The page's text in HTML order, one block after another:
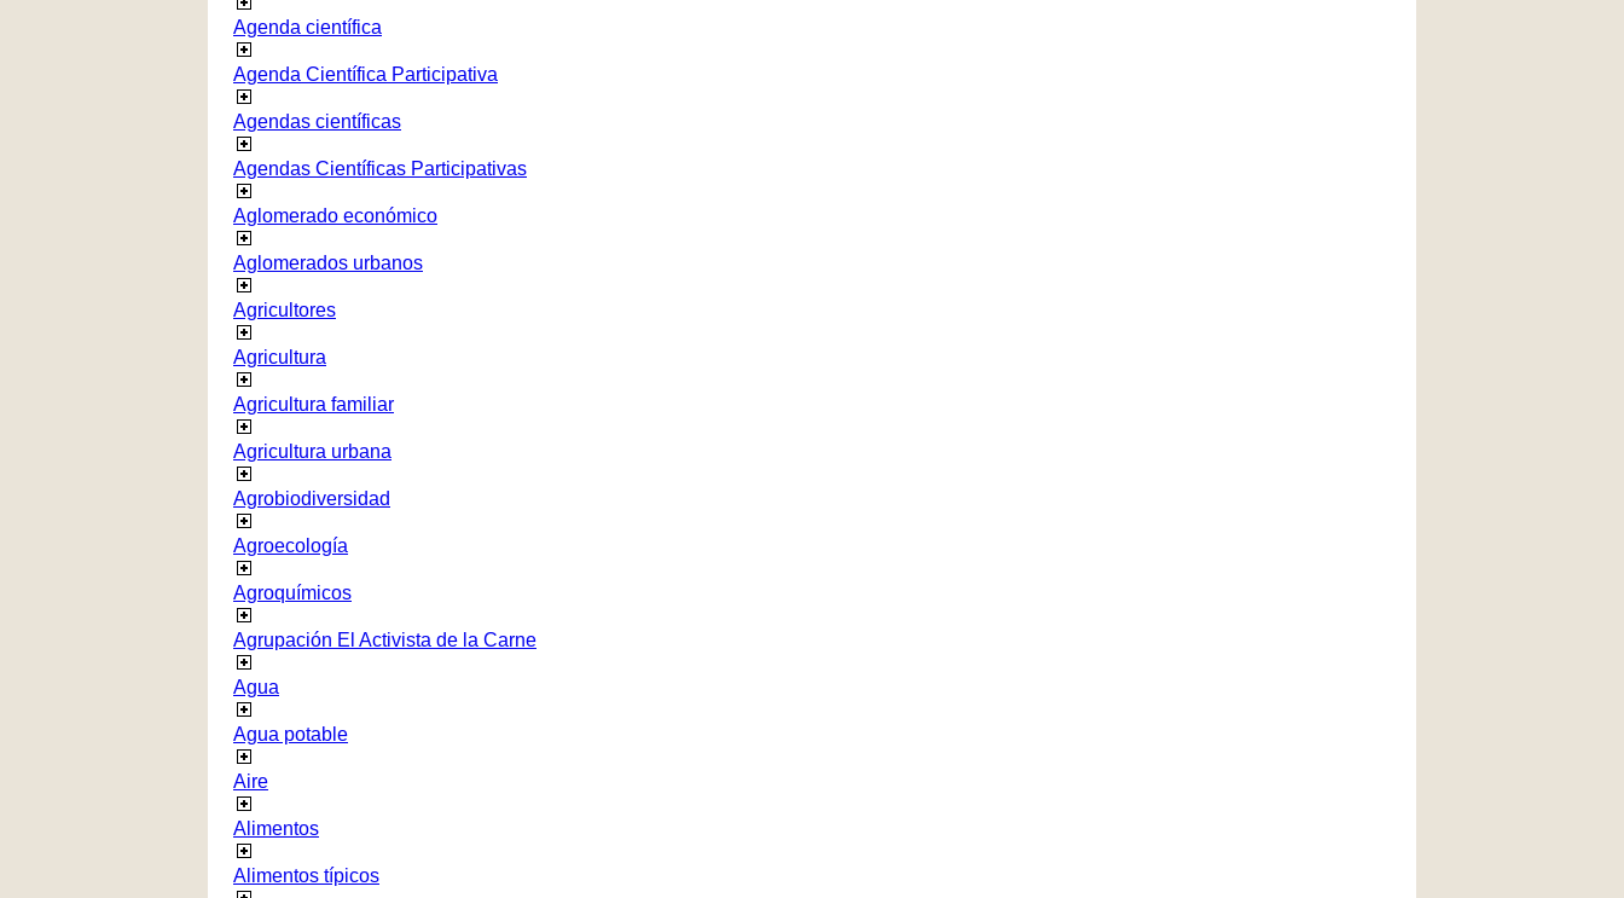
Agenda científica
Agenda Científica Participativa
Agendas científicas
Agendas Científicas Participativas
Aglomerado económico
Aglomerados urbanos
Agricultores
Agricultura
Agricultura familiar
Agricultura urbana
Agrobiodiversidad
Agroecología
Agroquímicos
Agrupación El Activista de la Carne
Agua
Agua potable
Aire
Alimentos
Alimentos típicos